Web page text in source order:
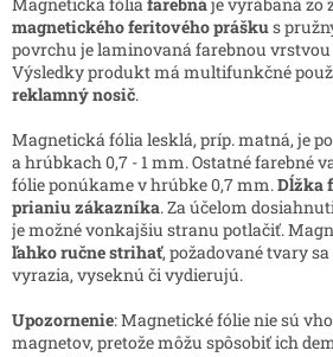
á
d
a
e
p
r
v
k
y
p
i
magnetického feritového práškus
povrchu je laminovaná farebnou
Výsledky produkt má multifunkčné
reklamný nosič.
Magnetická fólia lesklá, príp. matná, je
a hrúbkach 0,7 - 1 mm. Ostatné farebné
fólie ponúkame v hrúbke 0,7 mm.Dĺžka
prianiu zákazníka. Za účelom
je možné vonkajšiu stranu potlačiť.
ľahko ručne strihať, požadované tvary
vyrazia, vyseknú či vydierujú.
Upozornenie: Magnetické fólie nie sú
magnetov, pretože môžu spôsobiť ich